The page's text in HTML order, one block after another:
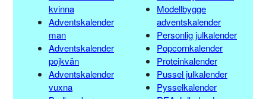
kvinna
Adventskalender
man
Adventskalender
pojkvän
Adventskalender
vuxna
Modellbygge
adventskalender
Personlig julkalender
Popcornkalender
Proteinkalender
Pussel julkalender
Pysselkalender